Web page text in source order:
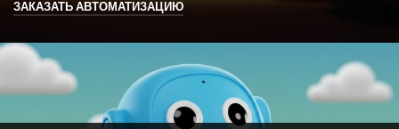
ЗАКАЗАТЬ АВТОМАТИЗАЦИЮ